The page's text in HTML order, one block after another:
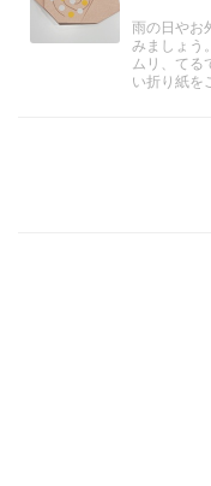
雨の日やお
みましょう
ムリ、てる
い折り紙を